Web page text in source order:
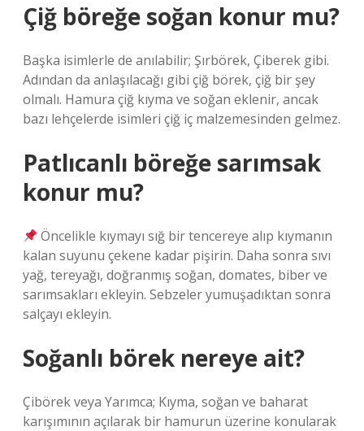
Çiğ böreğe soğan konur mu?
Başka isimlerle de anılabilir; Şırbörek, Çiberek gibi.
Adından da anlaşılacağı gibi çiğ börek, çiğ bir şey
olmalı. Hamura çiğ kıyma ve soğan eklenir, ancak
bazı lehçelerde isimleri çiğ iç malzemesinden gelmez.
Patlıcanlı böreğe sarımsak
konur mu?
Öncelikle kıymayı sığ bir tencereye alıp kıymanın
kalan suyunu çekene kadar pişirin. Daha sonra sıvı
yağ, tereyağı, doğranmış soğan, domates, biber ve
sarımsakları ekleyin. Sebzeler yumuşadıktan sonra
salçayı ekleyin.
Soğanlı börek nereye ait?
Çibörek veya Yarımca; Kıyma, soğan ve baharat
karışımının açılarak bir hamurun üzerine konularak